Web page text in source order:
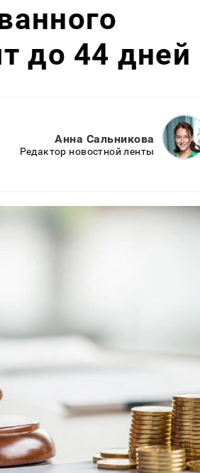
до 44 дней
Анна Сальникова
Редактор новостной ленты